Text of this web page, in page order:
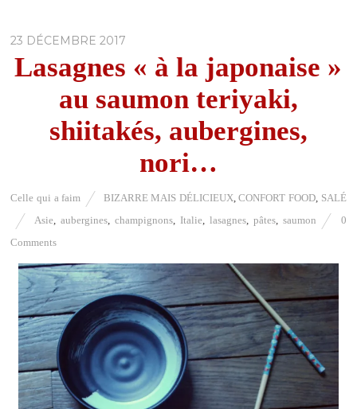
23 DÉCEMBRE 2017
Lasagnes « à la japonaise »
au saumon teriyaki,
shiitakés, aubergines,
nori…
Celle qui a faim BIZARRE MAIS DÉLICIEUX,CONFORT FOOD, SALÉ
Asie,aubergines,champignons, Italie, lasagnes, pâtes, saumon
0
Comments